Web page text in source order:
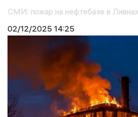
СМИ: пожар на нефтебазе в
02/12/2025 14:25